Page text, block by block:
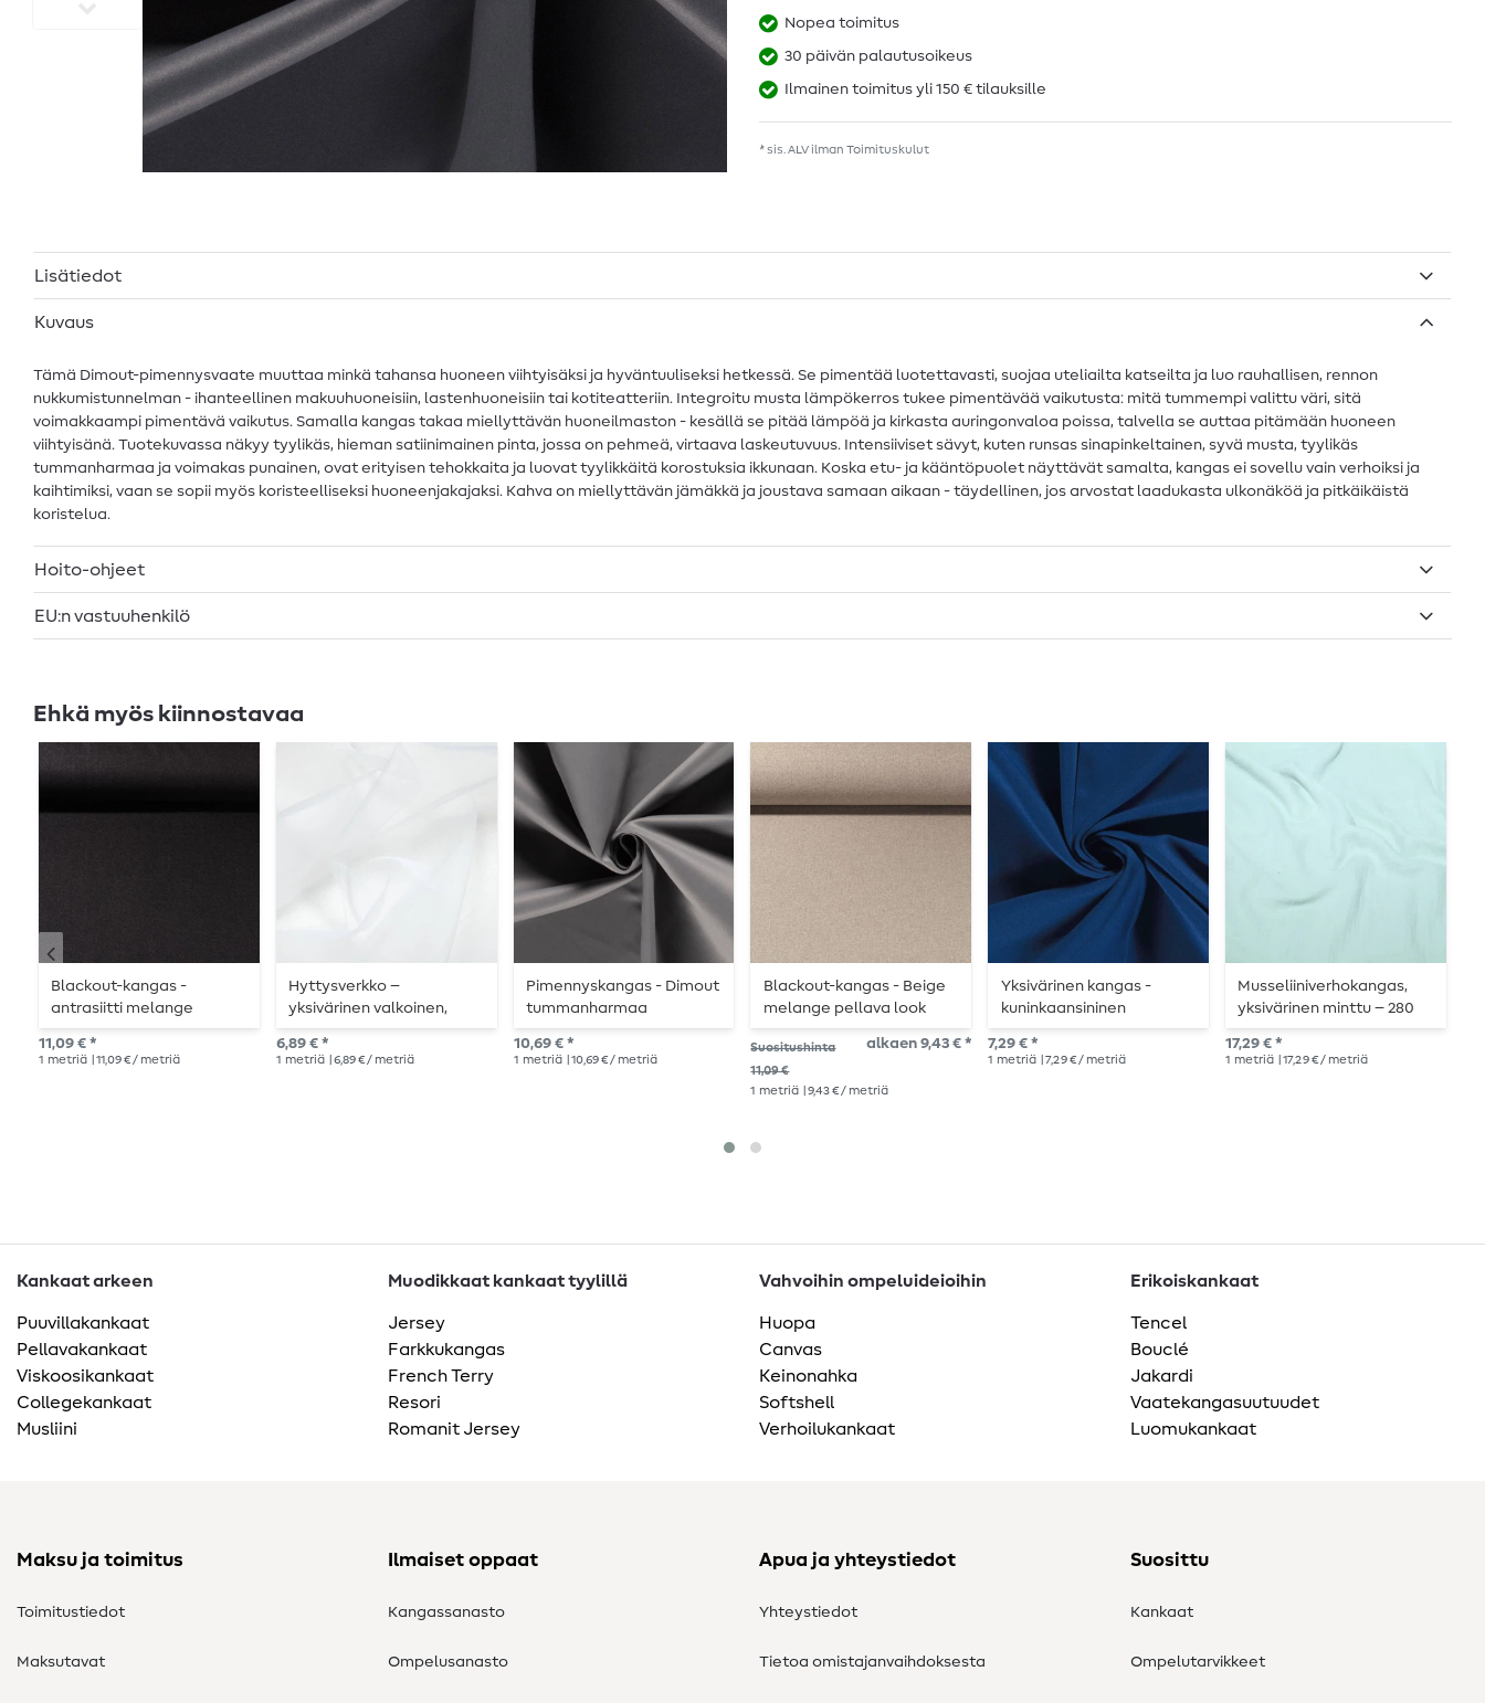
Nopea toimitus
30 päivän palautusoikeus
Ilmainen toimitus yli 150 € tilauksille
* sis. ALV ilman Toimituskulut
Lisätiedot
Kuvaus
Tämä Dimout-pimennysvaate muuttaa minkä tahansa huoneen viihtyisäksi ja hyväntuuliseksi hetkessä. Se pimentää luotettavasti, suojaa uteliailta katseilta ja luo rauhallisen, rennon
nukkumistunnelman - ihanteellinen makuuhuoneisiin, lastenhuoneisiin tai kotiteatteriin. Integroitu musta lämpökerros tukee pimentävää vaikutusta: mitä tummempi valittu väri, sitä
voimakkaampi pimentävä vaikutus. Samalla kangas takaa miellyttävän huoneilmaston - kesällä se pitää lämpöä ja kirkasta auringonvaloa poissa, talvella se auttaa pitämään huoneen
viihtyisänä. Tuotekuvassa näkyy tyylikäs, hieman satiinimainen pinta, jossa on pehmeä, virtaava laskeutuvuus. Intensiiviset sävyt, kuten runsas sinapinkeltainen, syvä musta, tyylikäs
tummanharmaa ja voimakas punainen, ovat erityisen tehokkaita ja luovat tyylikkäitä korostuksia ikkunaan. Koska etu- ja kääntöpuolet näyttävät samalta, kangas ei sovellu vain verhoiksi ja
kaihtimiksi, vaan se sopii myös koristeelliseksi huoneenjakajaksi. Kahva on miellyttävän jämäkkä ja joustava samaan aikaan - täydellinen, jos arvostat laadukasta ulkonäköä ja pitkäikäistä
koristelua.
Hoito-ohjeet
EU:n vastuuhenkilö
Ehkä myös kiinnostavaa
Blackout-kangas -
antrasiitti melange
pellava look
11,09 € *
1 metriä | 11,09 € / metriä
Hyttysverkko –
yksivärinen valkoinen,
erityisen leveä 300 cm
6,89 € *
1 metriä | 6,89 € / metriä
Pimennyskangas - Dimout
tummanharmaa
yksivärinen
10,69 € *
1 metriä | 10,69 € / metriä
Blackout-kangas - Beige
melange pellava look
Suositushinta
11,09 €
alkaen 9,43 € *
1 metriä | 9,43 € / metriä
Yksivärinen kangas -
kuninkaansininen
7,29 € *
1 metriä | 7,29 € / metriä
Musseliiniverhokangas,
yksivärinen minttu – 280
cm
17,29 € *
1 metriä | 17,29 € / metriä
Kankaat arkeen
Puuvillakankaat
Pellavakankaat
Viskoosikankaat
Collegekankaat
Musliini
Muodikkaat kankaat tyylillä
Jersey
Farkkukangas
French Terry
Resori
Romanit Jersey
Vahvoihin ompeluideioihin
Huopa
Canvas
Keinonahka
Softshell
Verhoilukankaat
Erikoiskankaat
Tencel
Bouclé
Jakardi
Vaatekangasuutuudet
Luomukankaat
Maksu ja toimitus
Toimitustiedot
Maksutavat
Ilmaiset oppaat
Kangassanasto
Ompelusanasto
Apua ja yhteystiedot
Yhteystiedot
Tietoa omistajanvaihdoksesta
Suosittu
Kankaat
Ompelutarvikkeet